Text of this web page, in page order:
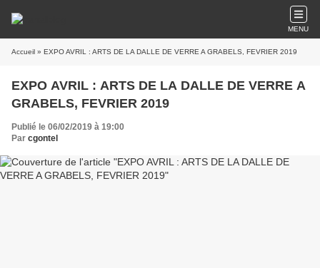
MENU
Accueil » EXPO AVRIL : ARTS DE LA DALLE DE VERRE A GRABELS, FEVRIER 2019
EXPO AVRIL : ARTS DE LA DALLE DE VERRE A
GRABELS, FEVRIER 2019
Publié le 06/02/2019 à 19:00
Par cgontel